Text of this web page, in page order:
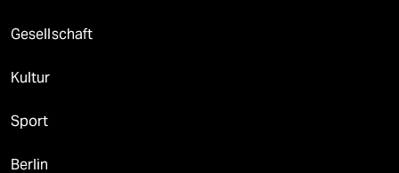
Gesellschaft
Kultur
Sport
Berlin